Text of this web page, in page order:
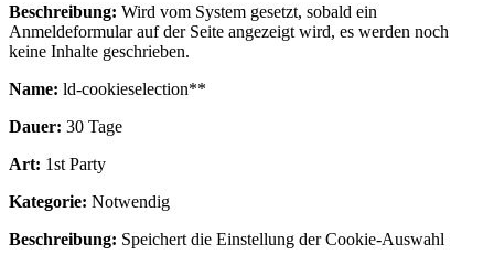
Beschreibung: Wird vom System gesetzt, sobald ein
Anmeldeformular auf der Seite angezeigt wird, es werden noch
keine Inhalte geschrieben.
Name: ld-cookieselection**
Dauer: 30 Tage
Art: 1st Party
Kategorie: Notwendig
Beschreibung: Speichert die Einstellung der Cookie-Auswahl